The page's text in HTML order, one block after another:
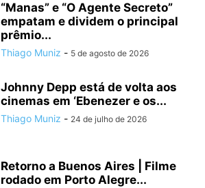
“Manas” e “O Agente Secreto”
empatam e dividem o principal
prêmio...
Thiago Muniz - 5 de agosto de 2026
Johnny Depp está de volta aos
cinemas em ‘Ebenezer e os...
Thiago Muniz - 24 de julho de 2026
Retorno a Buenos Aires | Filme
rodado em Porto Alegre...